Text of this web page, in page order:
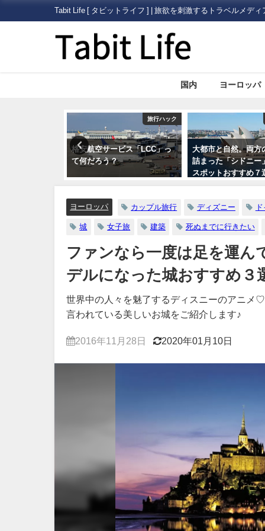
Tabit Life [ タビットライフ ] | 旅欲を刺激するトラベルメディ
国内 ヨーロッパ
オセアニア
大都市と自然。両方の魅力が
詰まった「シドニー」の観光
海外旅行で助ける日
使館・総領事館」に
ヨーロッパ カップル旅行 ディズニー
城 女子旅 建築 死ぬまでに行きたい
ファンなら一度は足を運ん
デルになった城おすすめ３
世界中の人々を魅了するディスニーのアニメ
言われている美しいお城をご紹介します♪
2016年11月28日 2020年01月10日